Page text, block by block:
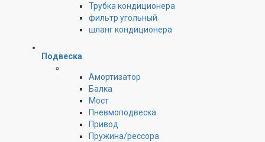
Трубка кондиционера
фильтр угольный
шланг кондиционера
Подвеска
Амортизатор
Балка
Мост
Пневмоподвеска
Привод
Пружина/рессора